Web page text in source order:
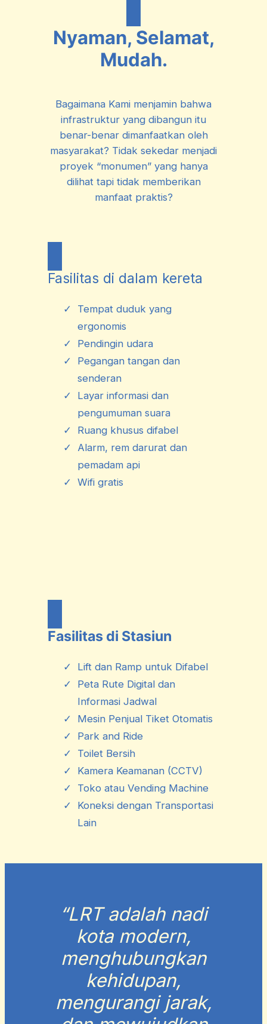
Nyaman, Selamat,
Mudah.
Bagaimana Kami menjamin bahwa
infrastruktur yang dibangun itu
benar-benar dimanfaatkan oleh
masyarakat? Tidak sekedar menjadi
proyek “monumen” yang hanya
dilihat tapi tidak memberikan
manfaat praktis?
Fasilitas di dalam kereta
Tempat duduk yang
ergonomis
Pendingin udara
Pegangan tangan dan
senderan
Layar informasi dan
pengumuman suara
Ruang khusus difabel
Alarm, rem darurat dan
pemadam api
Wifi gratis
Fasilitas di Stasiun
Lift dan Ramp untuk Difabel
Peta Rute Digital dan
Informasi Jadwal
Mesin Penjual Tiket Otomatis
Park and Ride
Toilet Bersih
Kamera Keamanan (CCTV)
Toko atau Vending Machine
Koneksi dengan Transportasi
Lain
“LRT adalah nadi
kota modern,
menghubungkan
kehidupan,
mengurangi jarak,